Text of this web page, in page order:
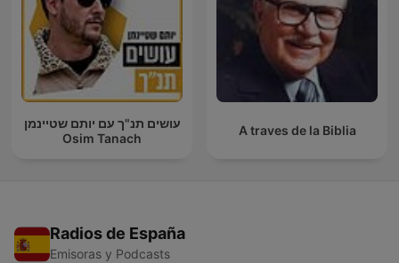
עושים תנ"ך עם יותם שטיינמן
Osim Tanach
A traves de la Biblia
Radios de España
Emisoras y Podcasts